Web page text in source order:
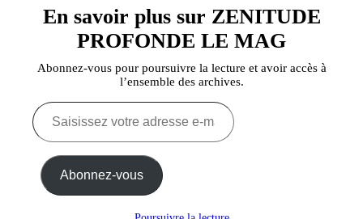
En savoir plus sur ZENITUDE
PROFONDE LE MAG
Abonnez-vous pour poursuivre la lecture et avoir accès à
l’ensemble des archives.
Saisissez
votre
adresse
mail…
Abonnez-vous